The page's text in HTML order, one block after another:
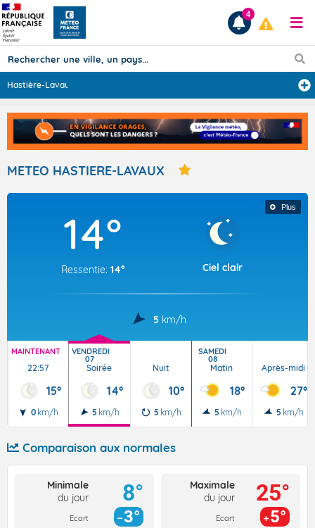
Prévisions
TOUS LES RÉSULTATS
Articles
4
Hastière-Lavaux
METEO HASTIERE-LAVAUX
Plus
14°
Ressentie: 14° Ciel clair
5 km/h
MAINTENANT
22:57
15°
0 km/h
VENDREDI
07
Soirée
14°
5 km/h
Nuit
10°
5 km/h
SAMEDI
08
Matin
18°
5 km/h
Après-midi
27°
5 km/h
Comparaison aux normales
Minimale
du jour
Ecart
8°
3°
Maximale
du jour
Ecart
25°
5°